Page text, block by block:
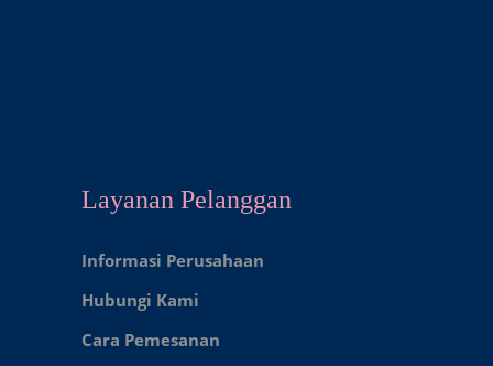
Layanan Pelanggan
Informasi Perusahaan
Hubungi Kami
Cara Pemesanan